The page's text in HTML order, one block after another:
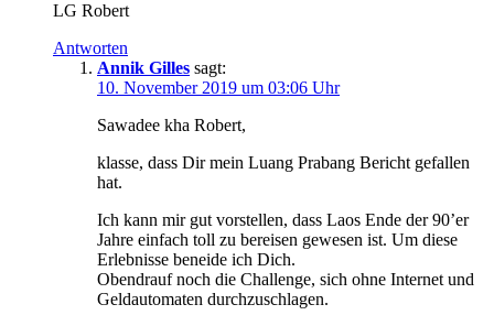
LG Robert
Antworten
Annik Gilles sagt:
10. November 2019 um 03:06 Uhr
Sawadee kha Robert,
klasse, dass Dir mein Luang Prabang Bericht gefallen
hat.
Ich kann mir gut vorstellen, dass Laos Ende der 90’er
Jahre einfach toll zu bereisen gewesen ist. Um diese
Erlebnisse beneide ich Dich.
Obendrauf noch die Challenge, sich ohne Internet und
Geldautomaten durchzuschlagen.